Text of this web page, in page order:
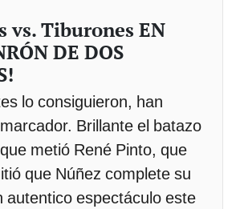
vs. Tiburones EN
DE DOS
lo consiguieron, han
Brillante el batazo
metió René Pinto, que
que Núñez complete su
autentico espectáculo este